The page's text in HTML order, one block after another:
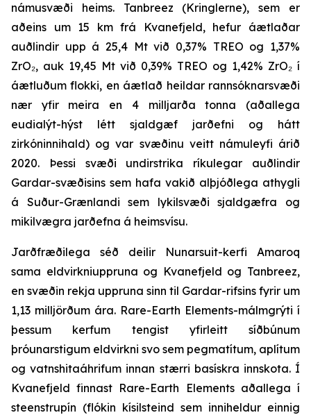
námusvæði heims. Tanbreez (Kringlerne), sem er
aðeins um 15 km frá Kvanefjeld, hefur áætlaðar
auðlindir upp á 25,4 Mt við 0,37% TREO og 1,37%
ZrO₂, auk 19,45 Mt við 0,39% TREO og 1,42% ZrO₂ í
áætluðum flokki, en áætlað heildar rannsóknarsvæði
nær yfir meira en 4 milljarða tonna (aðallega
eudialýt-hýst létt sjaldgæf jarðefni og hátt
zirkóninnihald) og var svæðinu veitt námuleyfi árið
2020. Þessi svæði undirstrika ríkulegar auðlindir
Gardar-svæðisins sem hafa vakið alþjóðlega athygli
á Suður-Grænlandi sem lykilsvæði sjaldgæfra og
mikilvægra jarðefna á heimsvísu.
Jarðfræðilega séð deilir Nunarsuit-kerfi Amaroq
sama eldvirkniuppruna og Kvanefjeld og Tanbreez,
en svæðin rekja uppruna sinn til Gardar-rifsins fyrir um
1,13 milljörðum ára. Rare-Earth Elements-málmgrýti í
þessum kerfum tengist yfirleitt síðbúnum
þróunarstigum eldvirkni svo sem pegmatítum, aplítum
og vatnshitaáhrifum innan stærri basískra innskota. Í
Kvanefjeld finnast Rare-Earth Elements aðallega í
steenstrupín (flókin kísilsteind sem inniheldur einnig